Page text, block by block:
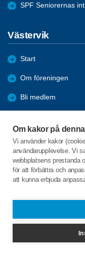
Om kakor på
Vi använder kakor
användarupplevelse. Vi
webbplatsens prestanda
för att förbättra och
att kunna erbjuda
SPF Seniorernas
Västervik
Start
Om föreningen
Bli medlem
Julhälsning
C/o:Lillemor Viberg